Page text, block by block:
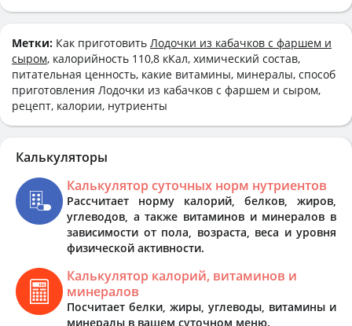
Метки: Как приготовить Лодочки из кабачков с фаршем и
сыром, калорийность 110,8 кКал, химический состав,
питательная ценность, какие витамины, минералы, способ
приготовления Лодочки из кабачков с фаршем и сыром,
рецепт, калории, нутриенты
Калькуляторы
Калькулятор суточных норм нутриентов
Рассчитает норму калорий, белков, жиров,
углеводов, а также витаминов и минералов в
зависимости от пола, возраста, веса и уровня
физической активности.
Калькулятор калорий, витаминов и
минералов
Посчитает белки, жиры, углеводы, витамины и
минералы в вашем суточном меню.